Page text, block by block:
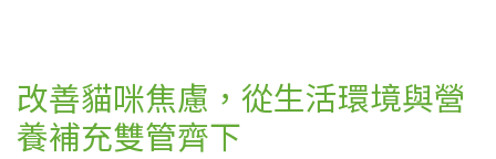
改善貓咪焦慮，從生活環境與營
養補充雙管齊下